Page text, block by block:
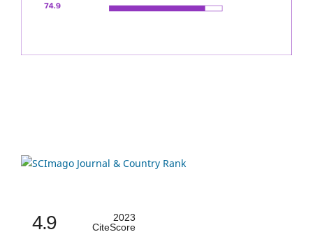
4.9
2023
CiteScore